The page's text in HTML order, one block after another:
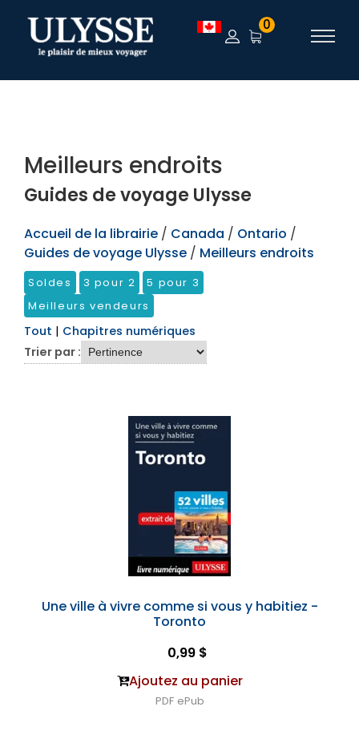
TEST 0
Meilleurs endroits
Guides de voyage Ulysse
Accueil de la librairie / Canada / Ontario /
Guides de voyage Ulysse / Meilleurs endroits
Soldes 3 pour 2
5 pour 3
Meilleurs vendeurs
Tout | Chapitres numériques
Trier par :
Une ville à vivre comme si vous y habitiez -
Toronto
0,99 $
Ajoutez au panier
PDF ePub